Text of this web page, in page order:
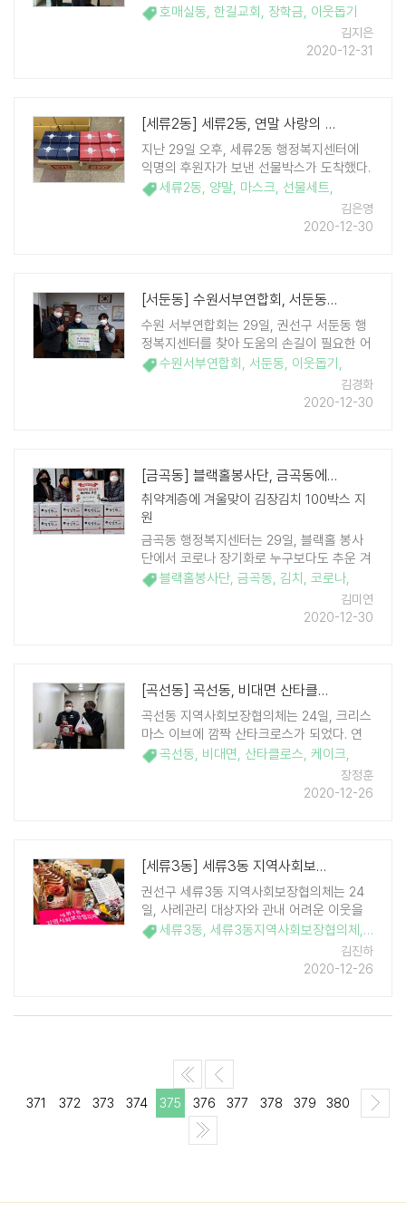
실동행정복지센터에 100만원을 기탁하였다.
한길교회는 매년 어려운 이웃을 위한 후원금
을 꾸준히 지원하고 있다. 이번 후원금은 관
호매실동, 한길교회 , 장학금, 이웃돕기
김지은
2020-12-31
[세류2동] 세류2동, 연말 사랑의 손길 이어져
지난 29일 오후, 세류2동 행정복지센터에
익명의 후원자가 보낸 선물박스가 도착했다.
박스 안에는 정성스럽게 포장된 양말 100세
트가 예쁜 쇼핑백과 함께 들어 있었다. 후원
자는 관내 어려운 이웃들에게 조금이나마 도
세류2동, 양말, 마스크, 선물세트,
김은영
2020-12-30
[서둔동] 수원서부연합회, 서둔동 이웃돕기 성금 기부
수원 서부연합회는 29일, 권선구 서둔동 행
정복지센터를 찾아 도움의 손길이 필요한 어
려운 이웃에게 전달해 달라며 이웃돕기 성금
20만원을 기부했다. 이날 기부는 코로나19
사태 장기화로 인해 어려움을 겪고 있는 분
수원서부연합회 , 서둔동, 이웃돕기 ,
김경화
2020-12-30
[금곡동] 블랙홀봉사단, 금곡동에 김치100박스 후원
취약계층에 겨울맞이 김장김치 100박스 지
원
금곡동 행정복지센터는 29일, 블랙홀 봉사
단에서 코로나 장기화로 누구보다도 추운 겨
울을 보내고 있을 취약계층에게 겨울김장김
치 100박스를 지원하여 전달식을 개최했다.
블랙홀 봉사단 신승란 대표는 "코로나로 ..
블랙홀봉사단, 금곡동, 김치 , 코로나,
김미연
2020-12-30
[곡선동] 곡선동, 비대면 산타클로스되어 케이크 전달
곡선동 지역사회보장협의체는 24일, 크리스
마스 이브에 깜짝 산타크로스가 되었다. 연
말연시를 맞이하여 저소득 다자녀 가정 아이
들이 잘 지내는지 궁금하지만 코로나로 대면
할 수 없어서 비대면 케이크를 전달하고 전
곡선동, 비대면, 산타클로스, 케이크,
장정훈
2020-12-26
[세류3동] 세류3동 지역사회보장협의체 '사랑 나눔 꾸러미' 전달
권선구 세류3동 지역사회보장협의체는 24
일, 사례관리 대상자와 관내 어려운 이웃을
돕기 위해 사랑 나눔 꾸러미 전달사업을 추
진하였다. 이번 나눔은 세류3동 지역사회보
장협의체가 동협의체 평가에서 수상한 상금
세류3동, 세류3동지역사회보장협의체 , 수원
김진하
2020-12-26
371 372 373 374 375 376 377 378 379 380